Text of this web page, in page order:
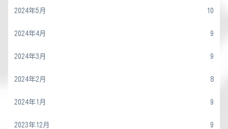
2024年5月 10
2024年4月 9
2024年3月 9
2024年2月 8
2024年1月 9
2023年12月 9